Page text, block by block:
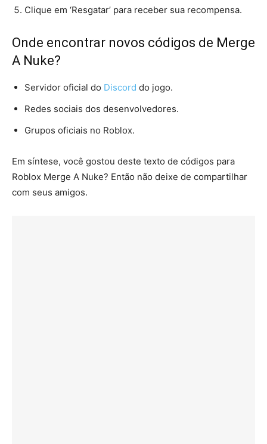
Clique em ‘Resgatar’ para receber sua recompensa.
Onde encontrar novos códigos de Merge
A Nuke?
Servidor oficial do Discord do jogo.
Redes sociais dos desenvolvedores.
Grupos oficiais no Roblox.
Em síntese, você gostou deste texto de códigos para
Roblox Merge A Nuke? Então não deixe de compartilhar
com seus amigos.